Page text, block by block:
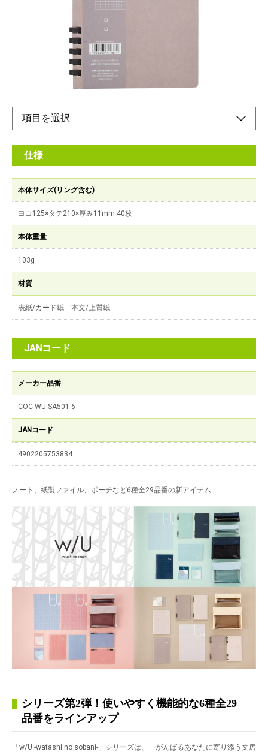
本文100％紙製のペーパーリングノートです。
在宅にも持ち歩きにもちょうど良いA5スリムサイズ。
オンラインショップ
仕様
本体サイズ(リング含む)
ヨコ125×タテ210×厚み11mm 40枚
本体重量
103g
材質
表紙/カード紙 本文/上質紙
JANコード
メーカー品番
COC-WU-SA501-6
JANコード
4902205753834
ノート、紙製ファイル、ポーチなど6種全29品番の新アイテム
シリーズ第2弾！使いやすく機能的な6種全29
品番をラインアップ
「w/U -watashi no sobani-」シリーズは、「がんばるあなたに寄り添う文房